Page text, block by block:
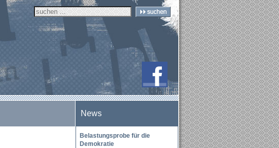
News
Belastungsprobe für die
Demokratie